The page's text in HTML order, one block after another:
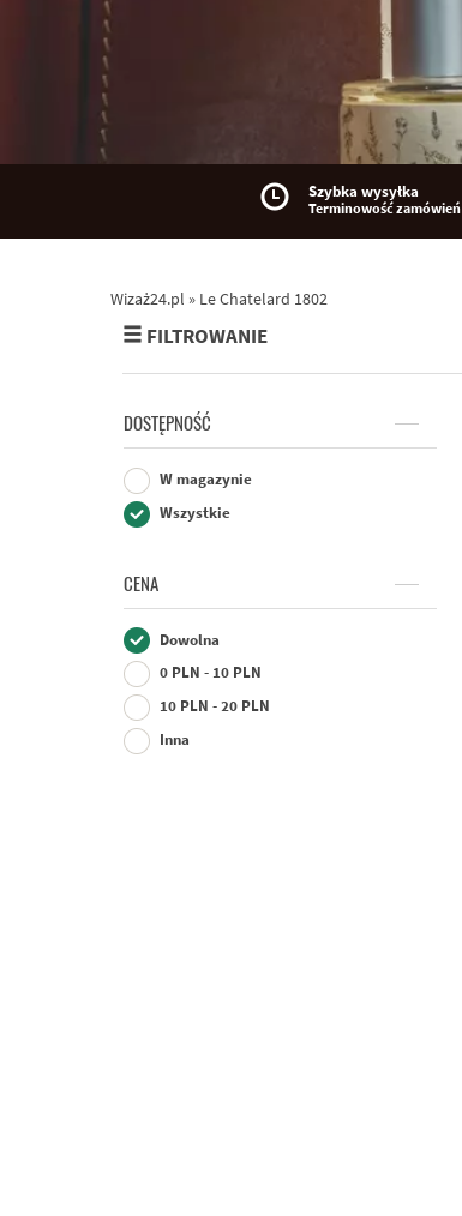
Szybka wysyłka
Terminowość zamówień
Wizaż24.pl » Le Chatelard 1802
FILTROWANIE
DOSTĘPNOŚĆ
W magazynie
Wszystkie
CENA
Dowolna
0 PLN - 10 PLN
10 PLN - 20 PLN
Inna